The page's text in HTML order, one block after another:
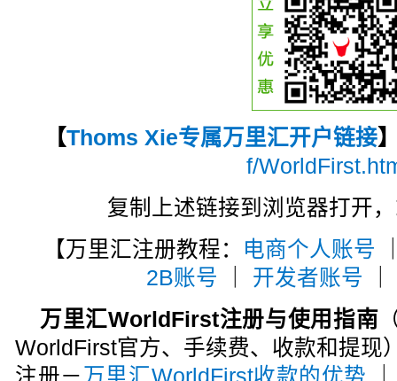
【Thoms Xie专属万里汇开户链接
f/
复制上述链接到浏览器打开
【万里汇注册教程：
电商个人账号
2B账号
开发者账号
万里汇WorldFirst注册与使用指南
WorldFirst官方、手续费、收款和提现